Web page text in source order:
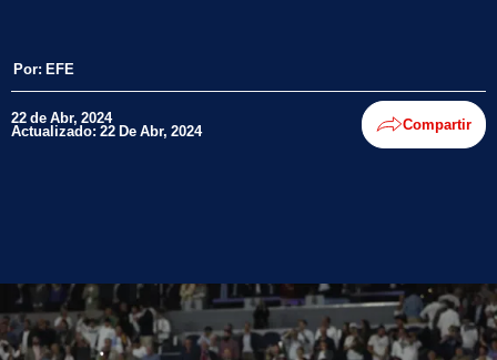
Por: EFE
22 de Abr, 2024
Actualizado: 22 De Abr, 2024 Compartir